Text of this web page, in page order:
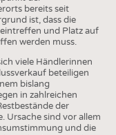
bereits seit
ist, dass die
und Platz auf
werden muss.
viele Händlerinnen
beteiligen
bislang
in zahlreichen
der
Ursache sind vor allem
und die